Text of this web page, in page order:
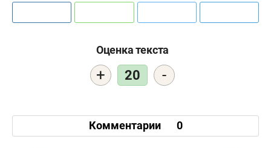
Оценка текста
+ 20 -
Комментарии 0